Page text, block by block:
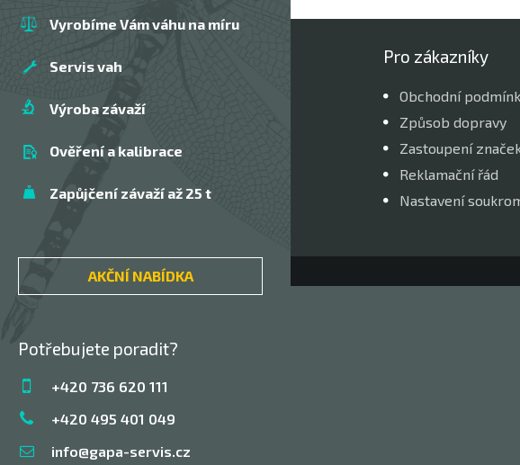
Vyrobíme Vám váhu na míru
Servis vah
Výroba závaží
Ověření a kalibrace
Zapůjčení závaží až 25 t
AKČNÍ NABÍDKA
Potřebujete poradit?
+420 736 620 111
+420 495 401 049
info@gapa-servis.cz
Pro zákazníky
Obchodní
Způsob dopravy
Zastoupení
Reklamační řád
Nastavení